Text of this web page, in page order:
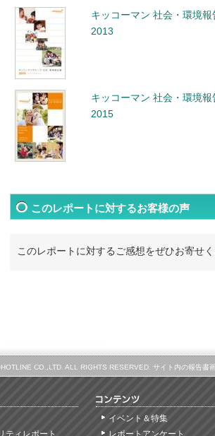
キッコーマン 社会・環境報
2013
キッコーマン 社会・環境報
2015
このレポートに対するお客様の声
このレポートに対するご感想をぜひお寄せく
CO.,LTD. ALL RIGHTS RESERVED. サイト内の報告書
ティレポート
イベント＆特集
レポートアンケート